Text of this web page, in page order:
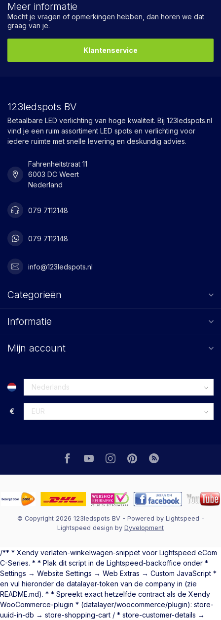
Meer informatie
Mocht je vragen of opmerkingen hebben, dan horen we dat
graag van je.
Klantenservice
123ledspots BV
Betaalbare LED verlichting van hoge kwaliteit. Bij 123ledspots.nl
vind je een ruim assortiment LED spots en verlichting voor
iedere ruimte met snelle levering en deskundig advies.
Fahrenheitstraat 11
6003 DC Weert
Nederland
079 7112148
079 7112148
info@123ledspots.nl
Categorieën
Informatie
Mijn account
€
© Copyright 2026 123ledspots BV- Powered by Lightspeed -
Lightspeed design by Dyvelopment
/** * Xendy verlaten-winkelwagen-snippet voor Lightspeed eCom
C-Series. * * Plak dit script in de Lightspeed-backoffice onder *
Settings → Website Settings → Web Extras → Custom JavaScript *
en vul hieronder de datalayer-token van de company in (zie
README.md). * * Spreekt exact hetzelfde contract als de Xendy
WooCommerce-plugin * (datalayer/woocommerce/plugin): store-
uuid-in-db → store-shopping-cart / * store-customer-details →